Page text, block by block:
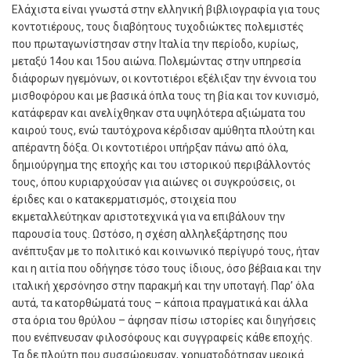
Ελάχιστα είναι γνωστά στην ελληνική βιβλιογραφία για τους
κοντοτιέρους, τους διαβόητους τυχοδιώκτες πολεμιστές
που πρωταγωνίστησαν στην Ιταλία την περίοδο, κυρίως,
μεταξύ 14ου και 15ου αιώνα. Πολεμώντας στην υπηρεσία
διάφορων ηγεμόνων, οι κοντοτιέροι εξέλιξαν την έννοια του
μισθοφόρου και με βασικά όπλα τους τη βία και τον κυνισμό,
κατάφεραν και ανελίχθηκαν στα υψηλότερα αξιώματα του
καιρού τους, ενώ ταυτόχρονα κέρδισαν αμύθητα πλούτη και
απέραντη δόξα. Οι κοντοτιέροι υπήρξαν πάνω από όλα,
δημιούργημα της εποχής και του ιστορικού περιβάλλοντός
τους, όπου κυριαρχούσαν για αιώνες οι συγκρούσεις, οι
έριδες και ο κατακερματισμός, στοιχεία που
εκμεταλλεύτηκαν αριστοτεχνικά για να επιβάλουν την
παρουσία τους. Ωστόσο, η σχέση αλληλεξάρτησης που
ανέπτυξαν με το πολιτικό και κοινωνικό περίγυρό τους, ήταν
και η αιτία που οδήγησε τόσο τους ίδιους, όσο βέβαια και την
ιταλική χερσόνησο στην παρακμή και την υποταγή. Παρ’ όλα
αυτά, τα κατορθώματά τους – κάποια πραγματικά και άλλα
στα όρια του θρύλου – άφησαν πίσω ιστορίες και διηγήσεις
που ενέπνευσαν φιλοσόφους και συγγραφείς κάθε εποχής.
Τα δε πλούτη που συσσώρευσαν, χρηματοδότησαν μερικά